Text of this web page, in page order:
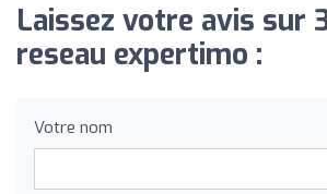
Laissez votre avis sur
reseau expertimo :
Votre nom